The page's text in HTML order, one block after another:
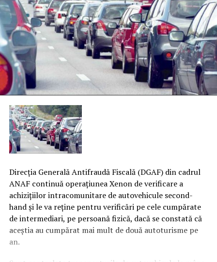
Direcţia Generală Antifraudă Fiscală (DGAF) din cadrul
ANAF continuă operaţiunea Xenon de verificare a
achiziţiilor intracomunitare de autovehicule second-
hand şi le va reţine pentru verificări pe cele cumpărate
de intermediari, pe persoană fizică, dacă se constată că
aceştia au cumpărat mai mult de două autoturisme pe
an.